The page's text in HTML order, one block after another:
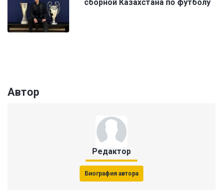
сборной Казахстана по футболу
Автор
Редактор
Биография автора